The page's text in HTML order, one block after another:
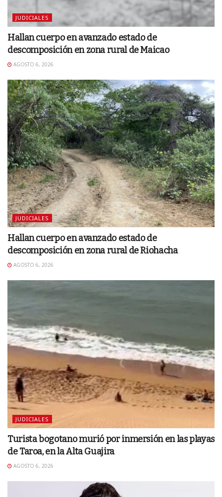
JUDICIALES
Hallan cuerpo en avanzado estado de
descomposición en zona rural de Maicao
AGOSTO 6, 2026
JUDICIALES
Hallan cuerpo en avanzado estado de
descomposición en zona rural de Riohacha
AGOSTO 6, 2026
JUDICIALES
Turista bogotano murió por inmersión en las playas
de Taroa, en la Alta Guajira
AGOSTO 6, 2026